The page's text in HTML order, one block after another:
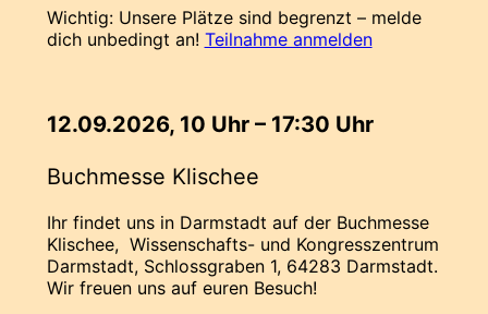
Wichtig: Unsere Plätze sind begrenzt – melde
dich unbedingt an! Teilnahme anmelden
12.09.2026, 10 Uhr – 17:30 Uhr
Buchmesse Klischee
Ihr findet uns in Darmstadt auf der Buchmesse
Klischee, Wissenschafts- und Kongresszentrum
Darmstadt, Schlossgraben 1, 64283 Darmstadt.
Wir freuen uns auf euren Besuch!